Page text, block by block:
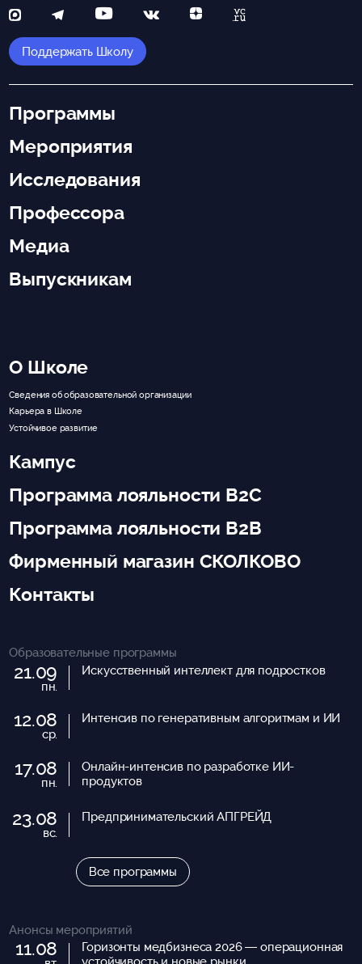
Поддержать Школу
Программы
Мероприятия
Исследования
Профессора
Медиа
Выпускникам
О Школе
Сведения об образовательной организации
Карьера в Школе
Устойчивое развитие
Кампус
Программа лояльности B2C
Программа лояльности B2B
Фирменный магазин СКОЛКОВО
Контакты
Образовательные программы
21.09
пн.
Искусственный интеллект для подростков
12.08
ср.
Интенсив по генеративным алгоритмам и ИИ
17.08
пн.
Онлайн-интенсив по разработке ИИ-
продуктов
23.08
вс.
Предпринимательский АПГРЕЙД
Все программы
Анонсы мероприятий
11.08
Горизонты медбизнеса 2026 — операционная